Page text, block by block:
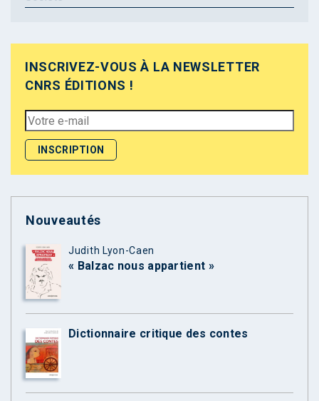
INSCRIVEZ-VOUS À LA NEWSLETTER
CNRS ÉDITIONS !
Nouveautés
Judith Lyon-Caen
« Balzac nous appartient »
Dictionnaire critique des contes